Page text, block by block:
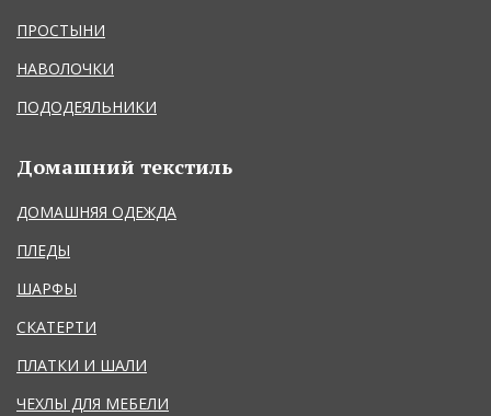
ПРОСТЫНИ
НАВОЛОЧКИ
ПОДОДЕЯЛЬНИКИ
Домашний текстиль
ДОМАШНЯЯ ОДЕЖДА
ПЛЕДЫ
ШАРФЫ
СКАТЕРТИ
ПЛАТКИ И ШАЛИ
ЧЕХЛЫ ДЛЯ МЕБЕЛИ